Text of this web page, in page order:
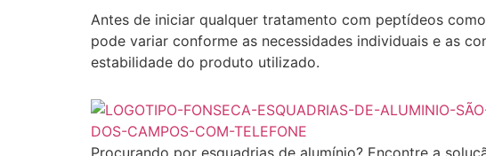
Antes de iniciar qualquer tratamento com peptídeos
pode variar conforme as necessidades individuais e as
estabilidade do produto utilizado.
Procurando por esquadrias de alumínio? Encontre a